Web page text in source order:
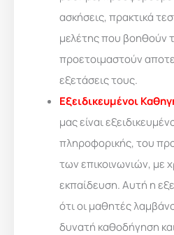
ασκήσεις, πρακτικά
μελέτης που βοηθούν
προετοιμαστούν
εξετάσεις τους.
Εξειδικευμένοι
μας είναι
πληροφορικής, του
των επικοινωνιών, με
εκπαίδευση. Αυτή η
ότι οι μαθητές
δυνατή καθοδήγηση